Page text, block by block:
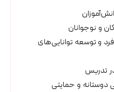
و نوجوانان
و توسعه توانایی‌های
تدریس
دوستانه و حمایتی